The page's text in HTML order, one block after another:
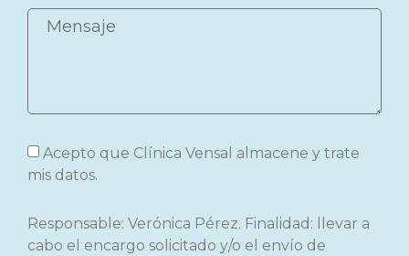
Acepto que Clínica Vensal almacene y trate
mis datos.
Responsable: Verónica Pérez. Finalidad: llevar a
cabo el encargo solicitado y/o el envío de